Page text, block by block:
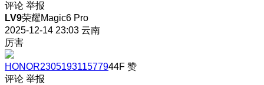
评论 举报
LV9荣耀Magic6 Pro
2025-12-14 23:03 云南
厉害
HONOR230519311577944F 赞
评论 举报